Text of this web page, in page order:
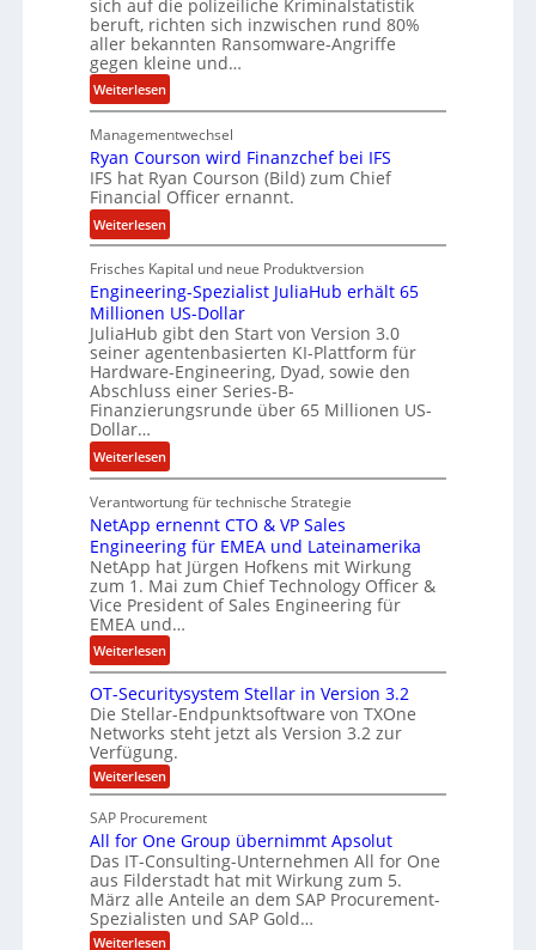
u
r
a
r
b
e
i
e
n
z
u
s
m
m
e
n
sich auf die polizeiliche Kriminalstatistik
beruft, richten sich inzwischen rund 80%
aller bekannten Ransomware-Angriffe
gegen kleine und…
Weiterlesen:
L
ö
s
e
g
e
l
d
z
a
h
l
e
n
t
k
e
i
n
e
L
ö
s
u
n
g
Managementwechsel
Ryan Courson wird Finanzchef bei IFS
IFS hat Ryan Courson (Bild) zum Chief
Financial Officer ernannt.
Weiterlesen:
R
y
a
n
C
o
u
r
o
n
i
r
d
F
i
n
a
n
z
c
h
e
f
b
e
i
I
F
S
Frisches Kapital und neue Produktversion
Engineering-Spezialist JuliaHub erhält 65
Millionen US-Dollar
JuliaHub gibt den Start von Version 3.0
seiner agentenbasierten KI-Plattform für
Hardware-Engineering, Dyad, sowie den
Abschluss einer Series-B-
Finanzierungsrunde über 65 Millionen US-
Dollar…
Weiterlesen:
E
n
g
i
n
e
e
r
i
g
-
S
p
e
z
i
a
l
i
s
Verantwortung für technische Strategie
NetApp ernennt CTO & VP Sales
Engineering für EMEA und Lateinamerika
NetApp hat Jürgen Hofkens mit Wirkung
zum 1. Mai zum Chief Technology Officer &
Vice President of Sales Engineering für
EMEA und…
Weiterlesen:
N
e
t
A
p
p
n
e
n
n
t
OT-Securitysystem Stellar in Version 3.2
Die Stellar-Endpunktsoftware von TXOne
Networks steht jetzt als Version 3.2 zur
Verfügung.
Weiterlesen:
O
-
S
e
c
u
r
i
t
SAP Procurement
All for One Group übernimmt Apsolut
Das IT-Consulting-Unternehmen All for One
aus Filderstadt hat mit Wirkung zum 5.
März alle Anteile an dem SAP Procurement-
Spezialisten und SAP Gold…
Weiterlesen: